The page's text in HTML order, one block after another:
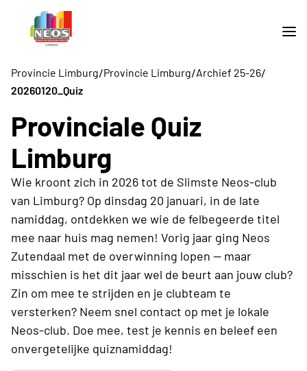
Provincie Limburg/Provincie Limburg/Archief 25-26/
20260120_Quiz
Provinciale Quiz
Limburg
Wie kroont zich in 2026 tot de Slimste Neos-club
van Limburg? Op dinsdag 20 januari, in de late
namiddag, ontdekken we wie de felbegeerde titel
mee naar huis mag nemen! Vorig jaar ging Neos
Zutendaal met de overwinning lopen — maar
misschien is het dit jaar wel de beurt aan jouw club?
Zin om mee te strijden en je clubteam te
versterken? Neem snel contact op met je lokale
Neos-club. Doe mee, test je kennis en beleef een
onvergetelijke quiznamiddag!